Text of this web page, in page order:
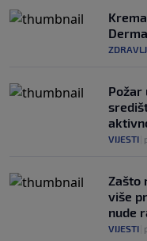
Požar
VIJESTI
Zašto
više
nude
VIJESTI